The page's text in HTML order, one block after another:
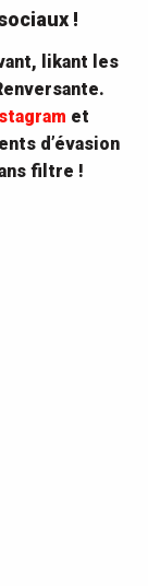
!
likant les
et
d’évasion
filtre !